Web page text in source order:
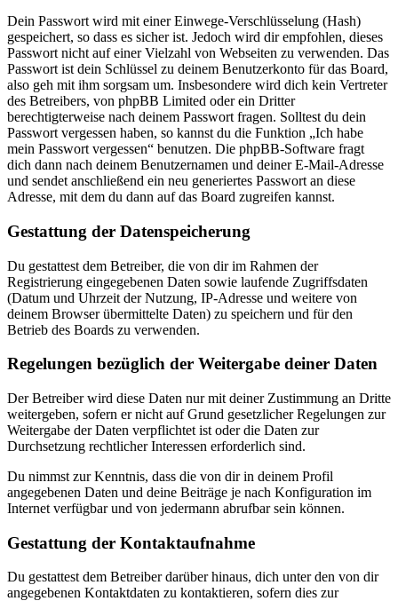
Dein Passwort wird mit einer Einwege-Verschlüsselung (Hash)
gespeichert, so dass es sicher ist. Jedoch wird dir empfohlen, dieses
Passwort nicht auf einer Vielzahl von Webseiten zu verwenden. Das
Passwort ist dein Schlüssel zu deinem Benutzerkonto für das Board,
also geh mit ihm sorgsam um. Insbesondere wird dich kein Vertreter
des Betreibers, von phpBB Limited oder ein Dritter
berechtigterweise nach deinem Passwort fragen. Solltest du dein
Passwort vergessen haben, so kannst du die Funktion „Ich habe
mein Passwort vergessen“ benutzen. Die phpBB-Software fragt
dich dann nach deinem Benutzernamen und deiner E-Mail-Adresse
und sendet anschließend ein neu generiertes Passwort an diese
Adresse, mit dem du dann auf das Board zugreifen kannst.
Gestattung der Datenspeicherung
Du gestattest dem Betreiber, die von dir im Rahmen der
Registrierung eingegebenen Daten sowie laufende Zugriffsdaten
(Datum und Uhrzeit der Nutzung, IP-Adresse und weitere von
deinem Browser übermittelte Daten) zu speichern und für den
Betrieb des Boards zu verwenden.
Regelungen bezüglich der Weitergabe deiner Daten
Der Betreiber wird diese Daten nur mit deiner Zustimmung an Dritte
weitergeben, sofern er nicht auf Grund gesetzlicher Regelungen zur
Weitergabe der Daten verpflichtet ist oder die Daten zur
Durchsetzung rechtlicher Interessen erforderlich sind.
Du nimmst zur Kenntnis, dass die von dir in deinem Profil
angegebenen Daten und deine Beiträge je nach Konfiguration im
Internet verfügbar und von jedermann abrufbar sein können.
Gestattung der Kontaktaufnahme
Du gestattest dem Betreiber darüber hinaus, dich unter den von dir
angegebenen Kontaktdaten zu kontaktieren, sofern dies zur